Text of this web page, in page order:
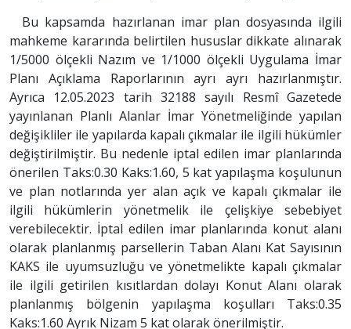
Bu kapsamda hazırlanan imar plan dosyasında ilgili
mahkeme kararında belirtilen hususlar dikkate alınarak
1/5000 ölçekli Nazım ve 1/1000 ölçekli Uygulama İmar
Planı Açıklama Raporlarının ayrı ayrı hazırlanmıştır.
Ayrıca 12.05.2023 tarih 32188 sayılı Resmî Gazetede
yayınlanan Planlı Alanlar İmar Yönetmeliğinde yapılan
değişikliler ile yapılarda kapalı çıkmalar ile ilgili hükümler
değiştirilmiştir. Bu nedenle iptal edilen imar planlarında
önerilen Taks:0.30 Kaks:1.60, 5 kat yapılaşma koşulunun
ve plan notlarında yer alan açık ve kapalı çıkmalar ile
ilgili hükümlerin yönetmelik ile çelişkiye sebebiyet
verebilecektir. İptal edilen imar planlarında konut alanı
olarak planlanmış parsellerin Taban Alanı Kat Sayısının
KAKS ile uyumsuzluğu ve yönetmelikte kapalı çıkmalar
ile ilgili getirilen kısıtlardan dolayı Konut Alanı olarak
planlanmış bölgenin yapılaşma koşulları Taks:0.35
Kaks:1.60 Ayrık Nizam 5 kat olarak önerilmiştir.